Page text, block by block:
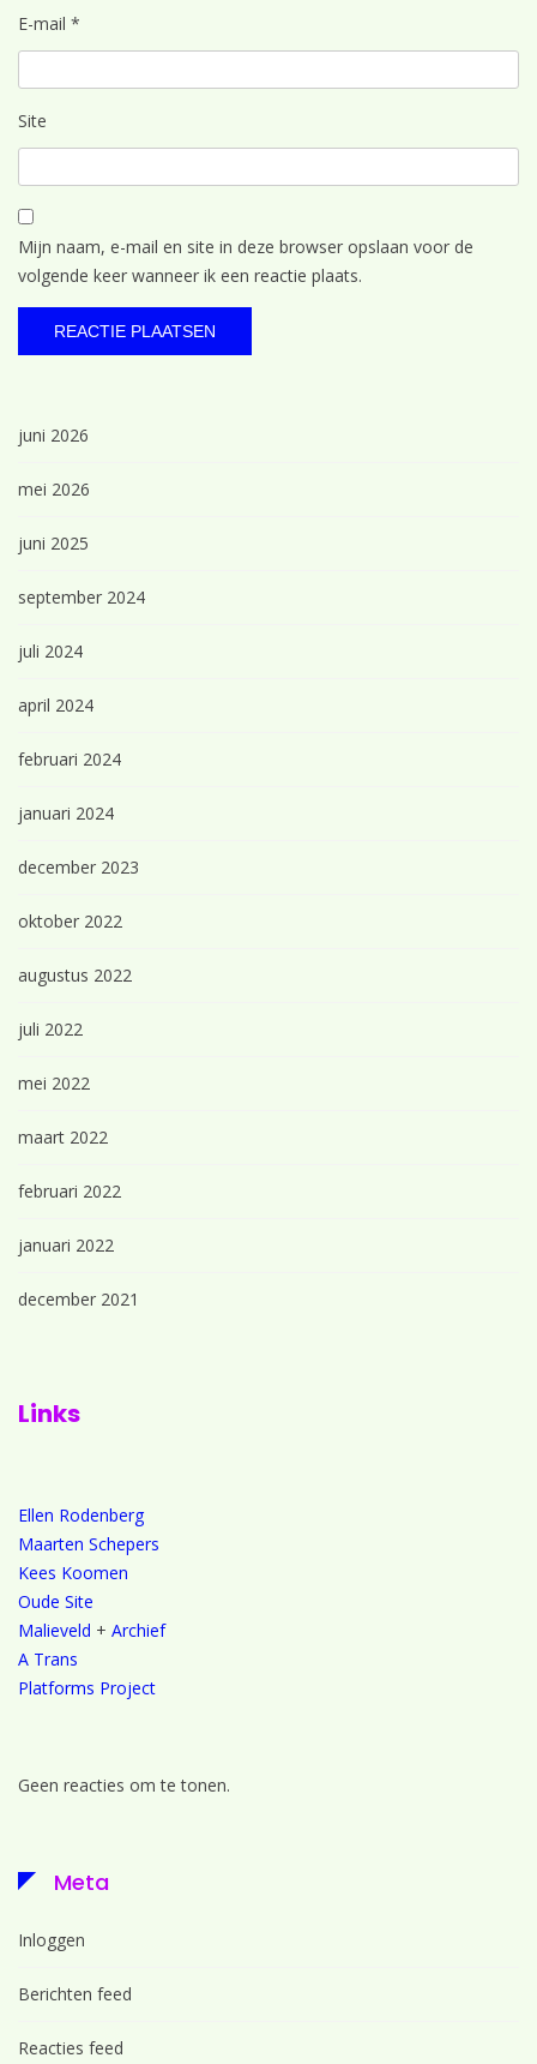
E-mail *
Site
Mijn naam, e-mail en site in deze browser opslaan voor de
volgende keer wanneer ik een reactie plaats.
juni 2026
mei 2026
juni 2025
september 2024
juli 2024
april 2024
februari 2024
januari 2024
december 2023
oktober 2022
augustus 2022
juli 2022
mei 2022
maart 2022
februari 2022
januari 2022
december 2021
Links
Ellen Rodenberg
Maarten Schepers
Kees Koomen
Oude Site
Malieveld + Archief
A Trans
Platforms Project
Geen reacties om te tonen.
Meta
Inloggen
Berichten feed
Reacties feed